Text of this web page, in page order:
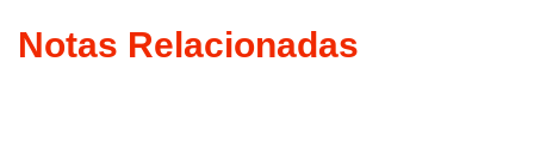
Notas Relacionadas